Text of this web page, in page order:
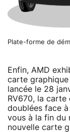
Plate-forme de
Enfin, AMD
carte
lancée le 28
RV670, la
doublées face
vous à la fin du
nouvelle carte